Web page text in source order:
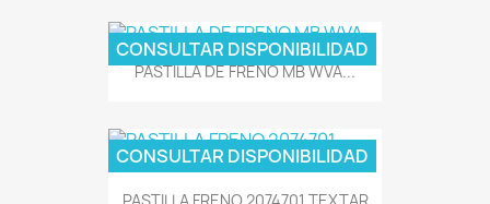
PASTILLA DE FRENO MB WVA...
CONSULTAR DISPONIBILIDAD
CONSULTAR DISPONIBILIDAD